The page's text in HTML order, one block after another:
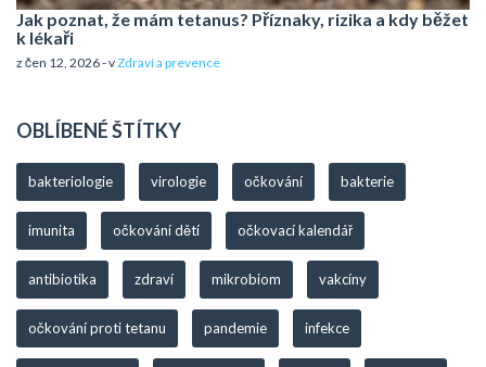
Jak poznat, že mám tetanus? Příznaky, rizika a kdy běžet
k lékaři
z čen 12, 2026 - vZdraví a prevence
OBLÍBENÉ ŠTÍTKY
bakteriologie virologie očkování bakterie
imunita očkování dětí očkovací kalendář
antibiotika zdraví mikrobiom vakcíny
očkování proti tetanu pandemie infekce